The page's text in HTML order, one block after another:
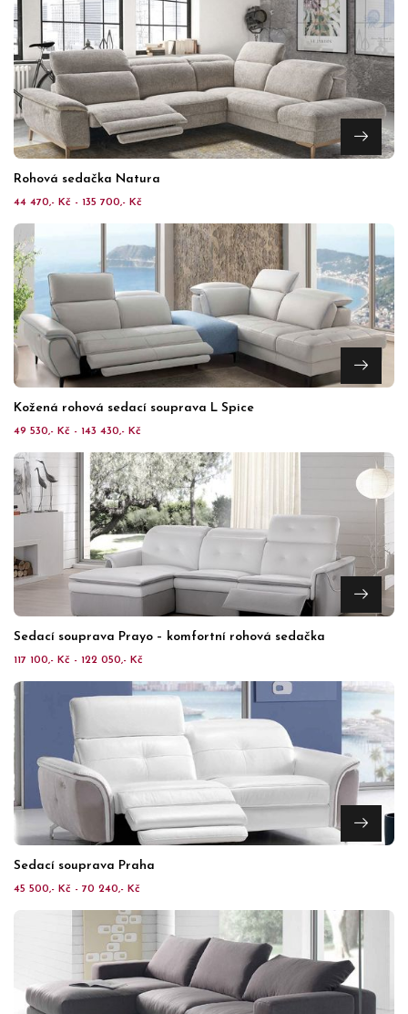
Rohová sedačka Natura
44 470,- Kč - 135 700,- Kč
Kožená rohová sedací souprava L Spice
49 530,- Kč - 143 430,- Kč
Sedací souprava Prayo – komfortní rohová sedačka
117 100,- Kč - 122 050,- Kč
Sedací souprava Praha
45 500,- Kč - 70 240,- Kč